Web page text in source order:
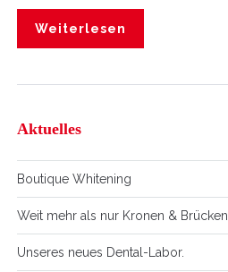
Weiterlesen
Aktuelles
Boutique Whitening
Weit mehr als nur Kronen & Brücken
Unseres neues Dental-Labor.